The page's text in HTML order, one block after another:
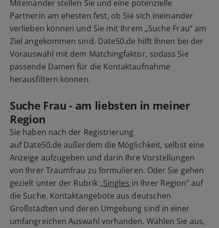
Miteinander stellen Sie und eine potenzielle
Partnerin am ehesten fest, ob Sie sich ineinander
verlieben können und Sie mit Ihrem „Suche Frau“ am
Ziel angekommen sind. Date50.de hilft Ihnen bei der
Vorauswahl mit dem Matchingfaktor, sodass Sie
passende Damen für die Kontaktaufnahme
herausfiltern können.
Suche Frau - am liebsten in meiner
Region
Sie haben nach der Registrierung
auf Date50.de außerdem die Möglichkeit, selbst eine
Anzeige aufzugeben und darin Ihre Vorstellungen
von Ihrer Traumfrau zu formulieren. Oder Sie gehen
gezielt unter der Rubrik „Singles in Ihrer Region" auf
die Suche. Kontaktangebote aus deutschen
Großstädten und deren Umgebung sind in einer
umfangreichen Auswahl vorhanden. Wählen Sie aus,